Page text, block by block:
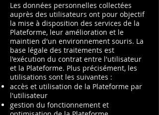
Les données personnelles collectées
auprès des utilisateurs ont pour objectif
la mise à disposition des services de la
Plateforme, leur amélioration et le
maintien d'un environnement souris. La
base légale des traitements est
l'exécution du contrat entre l'utilisateur
et la Plateforme. Plus précisément, les
utilisations sont les suivantes :
accès et utilisation de la Plateforme par
l'utilisateur
gestion du fonctionnement et